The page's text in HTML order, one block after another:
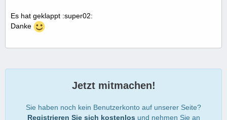
Es hat geklappt :super02:
Danke
Jetzt mitmachen!
Sie haben noch kein Benutzerkonto auf unserer Seite?
Registrieren Sie sich kostenlos und nehmen Sie an